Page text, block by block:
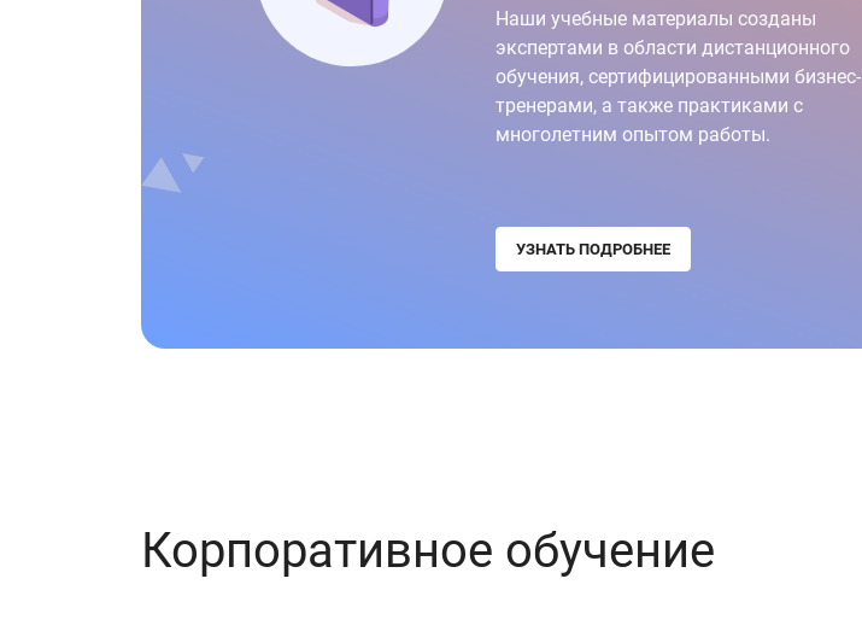
Наши учебные материалы созданы
экспертами в области дистанционного
обучения, сертифицированными бизнес-
тренерами, а также практиками с
многолетним опытом работы.
УЗНАТЬ ПОДРОБНЕЕ
Корпоративное обучение